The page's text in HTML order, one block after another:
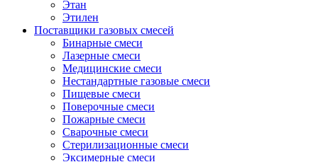
Этан
Этилен
Поставщики газовых смесей
Бинарные смеси
Лазерные смеси
Медицинские смеси
Нестандартные газовые смеси
Пищевые смеси
Поверочные смеси
Пожарные смеси
Сварочные смеси
Стерилизационные смеси
Эксимерные смеси